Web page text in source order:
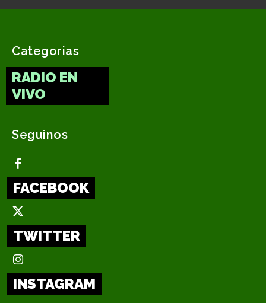
Categorias
RADIO EN
VIVO
Seguinos
FACEBOOK
TWITTER
INSTAGRAM